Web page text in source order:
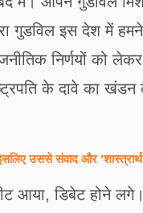
गुडविल इस देश में
निर्णयों को
के दावे का खंडन
इसलिए उससे संवाद और
डिबेट होने लगे।